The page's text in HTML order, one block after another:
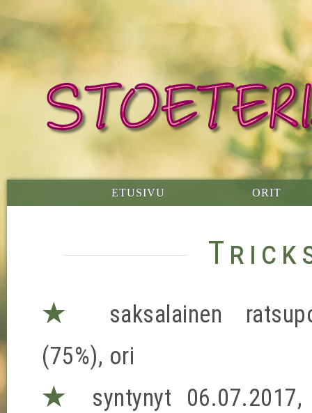
ETUSIVU ORIT
★
saksalainen
(75%), ori
★
syntynyt